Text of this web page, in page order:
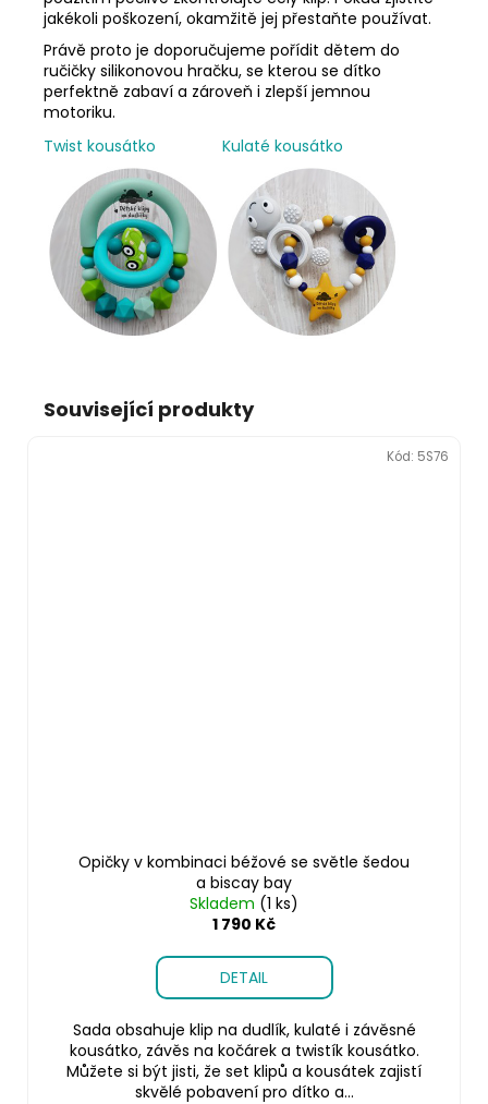
jakékoli poškození, okamžitě jej přestaňte používat.
Právě proto je doporučujeme pořídit dětem do
ručičky silikonovou hračku, se kterou se dítko
perfektně zabaví a zároveň i zlepší jemnou
motoriku.
Twist kousátko
Kulaté kousátko
Související produkty
Opičky v kombinaci béžové se světle šedou
a biscay bay
Skladem (1 ks)
1 790 Kč
DETAIL
Sada obsahuje klip na dudlík, kulaté i závěsné
kousátko, závěs na kočárek a twistík kousátko.
Můžete si být jisti, že set klipů a kousátek zajistí
skvělé pobavení pro dítko a...
Kód: 5S76